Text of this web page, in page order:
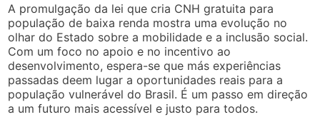
A promulgação da lei que cria CNH gratuita para
população de baixa renda mostra uma evolução no
olhar do Estado sobre a mobilidade e a inclusão social.
Com um foco no apoio e no incentivo ao
desenvolvimento, espera-se que más experiências
passadas deem lugar a oportunidades reais para a
população vulnerável do Brasil. É um passo em direção
a um futuro mais acessível e justo para todos.